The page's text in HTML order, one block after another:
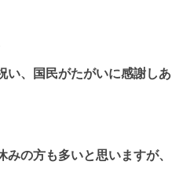
い、国民がたがいに感謝しあ
の方も多いと思いますが、